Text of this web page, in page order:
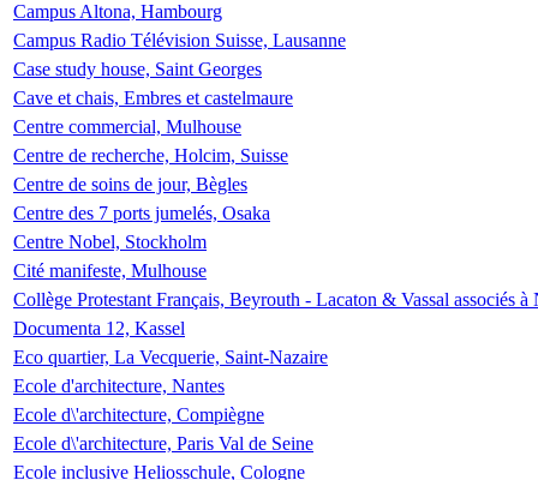
Campus Altona, Hambourg
Campus Radio Télévision Suisse, Lausanne
Case study house, Saint Georges
Cave et chais, Embres et castelmaure
Centre commercial, Mulhouse
Centre de recherche, Holcim, Suisse
Centre de soins de jour, Bègles
Centre des 7 ports jumelés, Osaka
Centre Nobel, Stockholm
Cité manifeste, Mulhouse
Collège Protestant Français, Beyrouth - Lacaton & Vassal associés
Documenta 12, Kassel
Eco quartier, La Vecquerie, Saint-Nazaire
Ecole d'architecture, Nantes
Ecole d\'architecture, Compiègne
Ecole d\'architecture, Paris Val de Seine
Ecole inclusive Heliosschule, Cologne